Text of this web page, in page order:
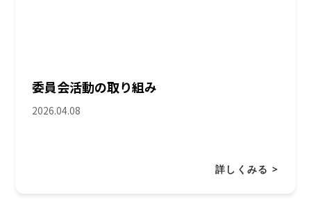
委員会活動の取り組み
2026.04.08
詳しくみる >